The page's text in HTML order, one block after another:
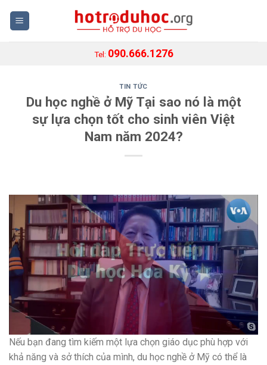
Tel: 090.666.1276
TIN TỨC
Du học nghề ở Mỹ Tại sao nó là một
sự lựa chọn tốt cho sinh viên Việt
Nam năm 2024?
Nếu bạn đang tìm kiếm một lựa chọn giáo dục phù hợp với
khả năng và sở thích của mình, du học nghề ở Mỹ có thể là